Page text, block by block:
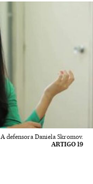
A defensora Daniela Skromov.
ARTIGO 19